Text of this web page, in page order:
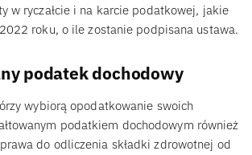
w ryczałcie i na karcie podatkowej, jakie
roku, o ile zostanie podpisana ustawa.
podatek dochodowy
wybiorą opodatkowanie swoich
podatkiem dochodowym również
do odliczenia składki zdrowotnej od